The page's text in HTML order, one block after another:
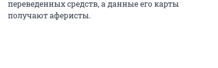
переведенных средств, а данные его карты
получают аферисты.